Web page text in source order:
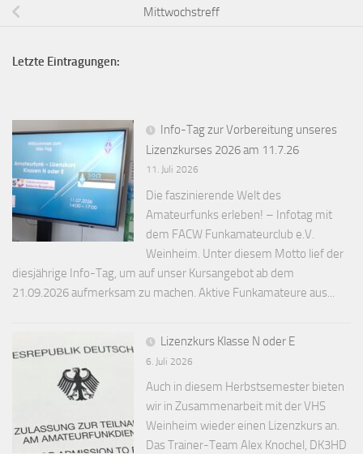
Mittwochstreff
Letzte Eintragungen:
Info-Tag zur Vorbereitung unseres
Lizenzkurses 2026 am 11.7.26
11. Juli 2026
Die faszinierende Welt des
Amateurfunks erleben! – Infotag mit
dem FACW Funkamateurclub e.V.
Weinheim. Unter diesem Motto lief der
diesjährige Info-Tag, um auf unser Kursangebot ab dem
21.09.2026 aufmerksam zu machen. Aktive Funkamateure aus...
Lizenzkurs Klasse N oder E
6. Juli 2026
Auch in diesem Herbstsemester bieten
wir in Zusammenarbeit mit der VHS
Weinheim wieder einen Lizenzkurs an.
Das Trainer-Team Alex Knochel, DK3HD